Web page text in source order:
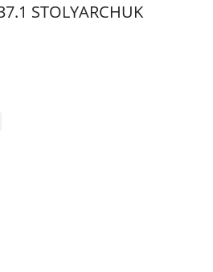
STOLYARCHUK